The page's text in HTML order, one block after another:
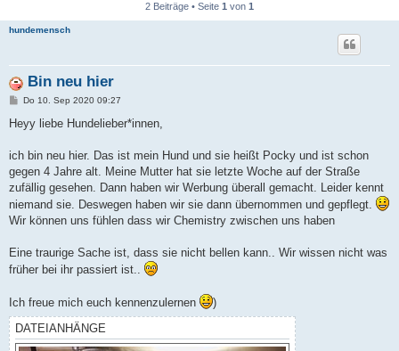
2 Beiträge • Seite 1 von 1
hundemensch
Bin neu hier
B
i
a
Do 10. Sep 2020 09:27
Heyy liebe Hundelieber*innen,
ich bin neu hier. Das ist mein Hund und sie heißt Pocky und ist schon
gegen 4 Jahre alt. Meine Mutter hat sie letzte Woche auf der Straße
zufällig gesehen. Dann haben wir Werbung überall gemacht. Leider kennt
niemand sie. Deswegen haben wir sie dann übernommen und gepflegt.
Wir können uns fühlen dass wir Chemistry zwischen uns haben
Eine traurige Sache ist, dass sie nicht bellen kann.. Wir wissen nicht was
früher bei ihr passiert ist..
Ich freue mich euch kennenzulernen
)
DATEIANHÄNGE